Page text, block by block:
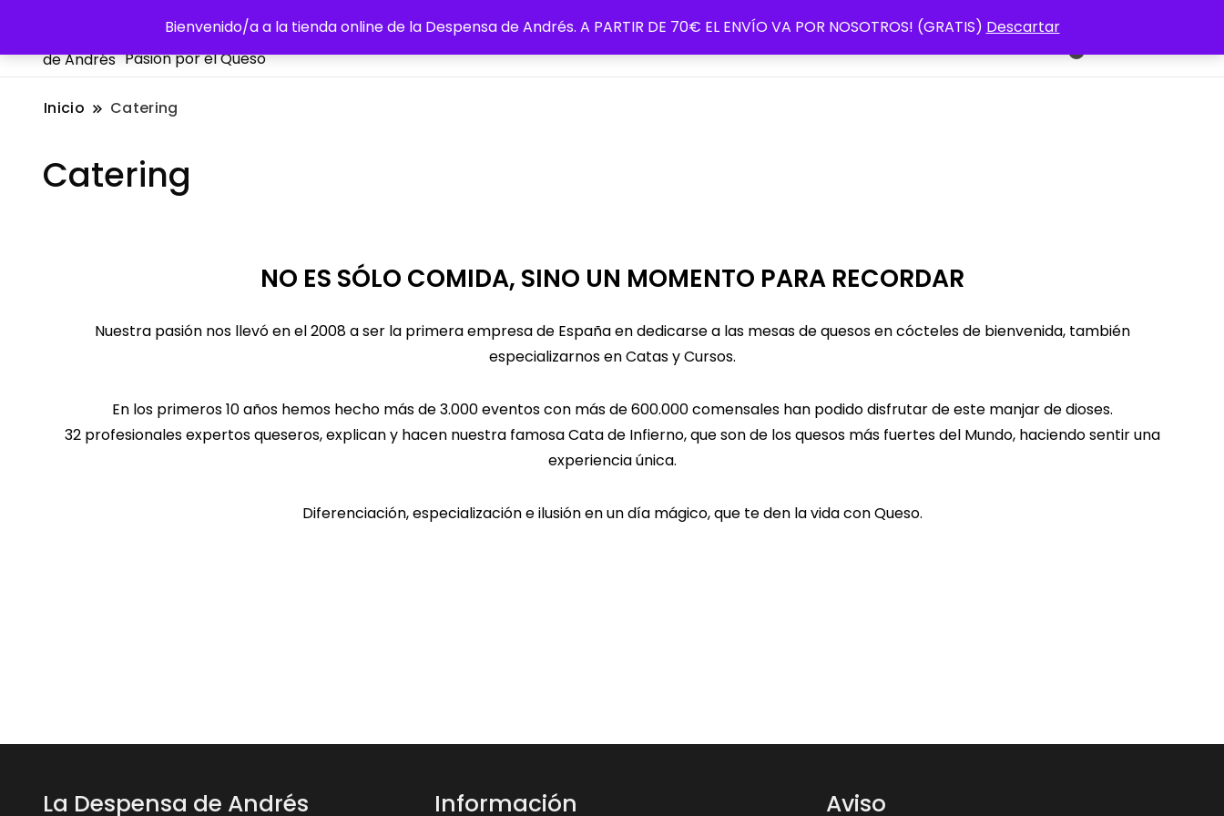
Bienvenido/a a la tienda online de la Despensa de Andrés. A PARTIR DE 70€ EL ENVÍO VA POR NOSOTROS! (GRATIS) Descartar
La Despensa de Andrés
Pasión por el Queso
Blog Política de cookies (UE) Tienda Mi Cuenta
Inicio Catering
Catering
NO ES SÓLO COMIDA, SINO UN MOMENTO PARA RECORDAR
Nuestra pasión nos llevó en el 2008 a ser la primera empresa de España en dedicarse a las mesas de quesos en cócteles de bienvenida, también
especializarnos en Catas y Cursos.
En los primeros 10 años hemos hecho más de 3.000 eventos con más de 600.000 comensales han podido disfrutar de este manjar de dioses.
32 profesionales expertos queseros, explican y hacen nuestra famosa Cata de Infierno, que son de los quesos más fuertes del Mundo, haciendo sentir una
experiencia única.
Diferenciación, especialización e ilusión en un día mágico, que te den la vida con Queso.
La Despensa de Andrés Información Aviso